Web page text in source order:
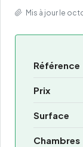
Mis à jour le
Référence
Prix
Surface
Chambres